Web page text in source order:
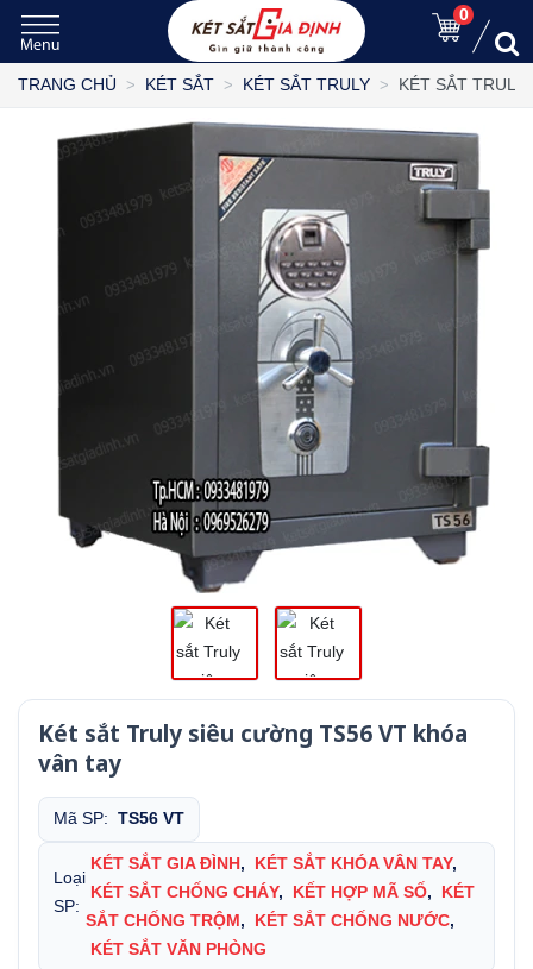
0
TRANG CHỦ KÉT SẮT KÉT SẮT TRULY KÉT SẮT
Két sắt Truly siêu cường TS56 VT khóa
vân tay
Mã SP: TS56 VT
Loại
SP:
KÉT SẮT GIA ĐÌNH , KÉT SẮT KHÓA VÂN TAY,
KÉT SẮT CHỐNG CHÁY, KẾT HỢP MÃ SỐ,
KÉT
SẮT CHỐNG TRỘM , KÉT SẮT CHỐNG NƯỚC,
KÉT SẮT VĂN PHÒNG